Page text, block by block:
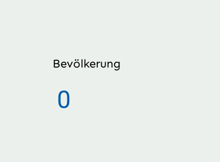
Bevölkerung
0